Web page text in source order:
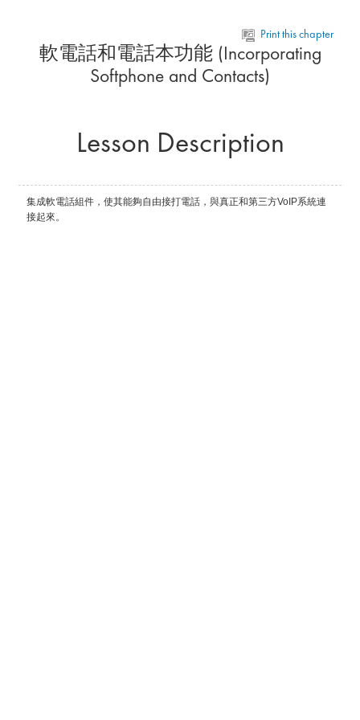
Print this chapter
軟電話和電話本功能 (Incorporating
Softphone and Contacts)
Lesson Description
集成軟電話組件，使其能夠自由接打電話，與真正和第三方VoIP系統連
接起來。